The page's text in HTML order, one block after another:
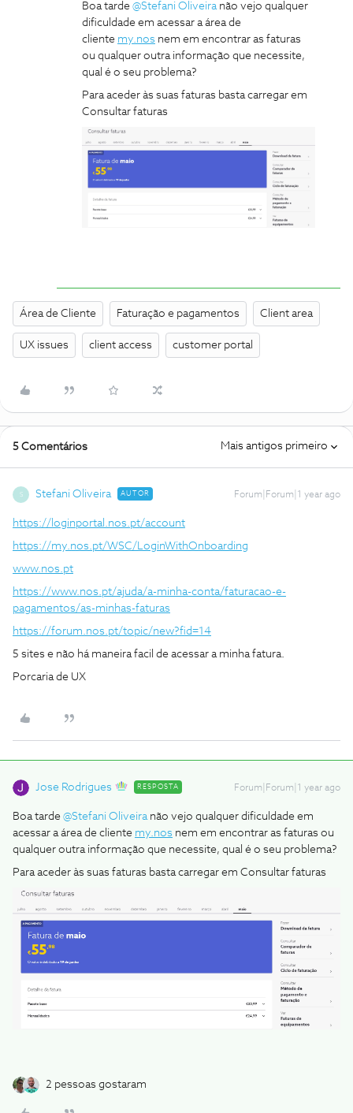
Boa tarde ​ @Stefani Oliveiranão vejo qualquer
dificuldade em acessar a área de
cliente my.nos nem em encontrar as faturas
ou qualquer outra informação que necessite,
qual é o seu problema?
Para aceder às suas faturas basta carregar em
Consultar faturas
Área de Cliente Faturação e pagamentos Client area
UX issues client access customer portal
5 Comentários Mais antigos primeiro
S Stefani Oliveira AUTOR Forum|Forum|1 year ago
https://loginportal.nos.pt/account
https://my.nos.pt/WSC/LoginWithOnboarding
www.nos.pt
https://www.nos.pt/ajuda/a-minha-conta/faturacao-e-
pagamentos/as-minhas-faturas
https://forum.nos.pt/topic/new?fid=14
5 sites e não há maneira facil de acessar a minha fatura.
Porcaria de UX
Jose Rodrigues RESPOSTA Forum|Forum|1 year ago
Boa tarde ​ @Stefani Oliveiranão vejo qualquer dificuldade em
acessar a área de cliente my.nos nem em encontrar as faturas ou
qualquer outra informação que necessite, qual é o seu problema?
Para aceder às suas faturas basta carregar em Consultar faturas
2 pessoas gostaram